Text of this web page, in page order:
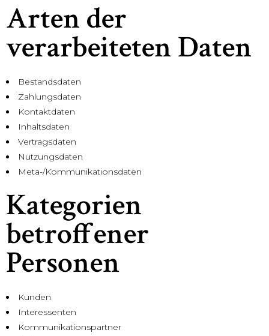
Arten der
verarbeiteten Daten
Bestandsdaten
Zahlungsdaten
Kontaktdaten
Inhaltsdaten
Vertragsdaten
Nutzungsdaten
Meta-/Kommunikationsdaten
Kategorien
betroffener
Personen
Kunden
Interessenten
Kommunikationspartner